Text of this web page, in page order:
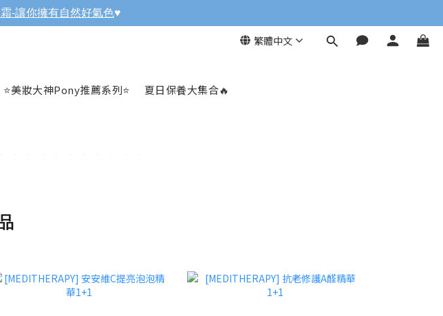
繁體中文
⭐美妝大神Pony推薦系列⭐ 夏日保養大集合🔥
-讓你擁有自然好氣色♥️